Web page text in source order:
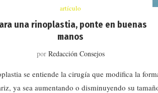
artículo
una rinoplastia, ponte en buenas
manos
por Redacción Consejos
se entiende la cirugía que modifica la
ya sea aumentando o disminuyendo su